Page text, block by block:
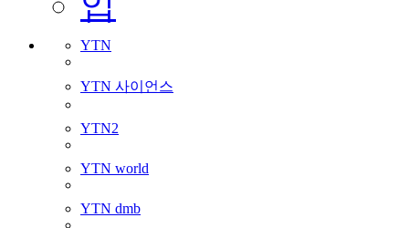
YTN
YTN 사이언스
YTN2
YTN world
YTN dmb